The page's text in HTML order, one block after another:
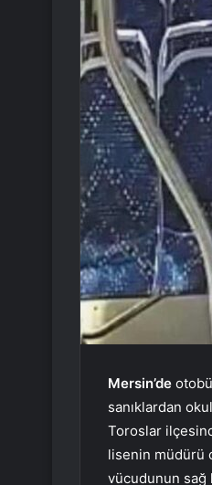
Mersin’de
sanıklardan
Toroslar
lisenin müdürü
vücudunun sağ